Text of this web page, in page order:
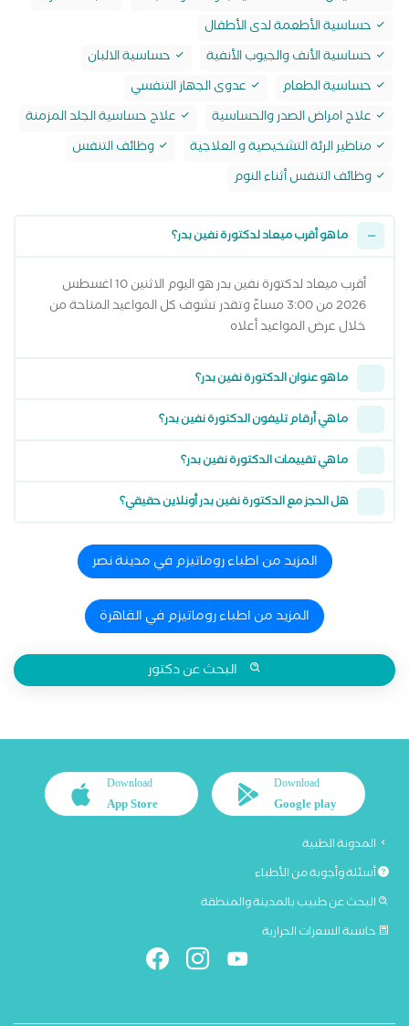
حساسية الأطعمة لدى الأطفال
حساسية الأنف والجيوب الأنفية
حساسية الالبان
حساسية الطعام
عدوى الجهاز التنفسي
علاج امراض الصدر والحساسية
علاج حساسية الجلد المزمنة
مناظير الرئة التشخيصية و العلاجية
وظائف التنفس
وظائف التنفس أثناء النوم
ما هو أقرب ميعاد لدكتورة نفين بدر؟
أقرب ميعاد لدكتورة نفين بدر هو اليوم الاثنين 10 اغسطس
2026 من 3:00 مساءً وتقدر تشوف كل المواعيد المتاحة من
خلال عرض المواعيد أعلاه
ما هو عنوان الدكتورة نفين بدر؟
ما هي أرقام تليفون الدكتورة نفين بدر؟
ما هي تقييمات الدكتورة نفين بدر؟
هل الحجز مع الدكتورة نفين بدر أونلاين حقيقي؟
المزيد من اطباء روماتيزم في مدينة نصر
المزيد من اطباء روماتيزم في القاهرة
البحث عن دكتور
Download
Google play
Download
App Store
المدونة الطبية
أسئلة وأجوبة من الأطباء
البحث عن طبيب بالمدينة والمنطقة
حاسبة السعرات الحرارية